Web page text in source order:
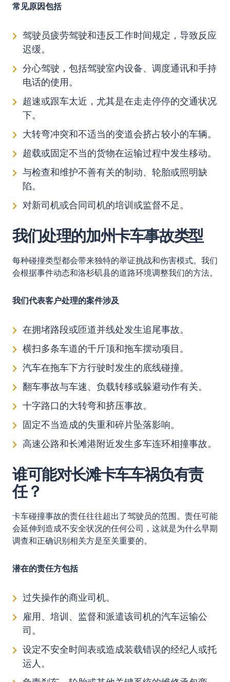
常见原因包括
驾驶员疲劳驾驶和违反工作时间规定 ，导致反应
迟缓。
分心驾驶，包括驾驶室内设备、调度通讯和手持
电话的使用。
超速或跟车太近，尤其是在走走停停的交通状况
下。
大转弯冲突和不适当的变道会挤占较小的车辆。
超载或固定不当的货物在运输过程中发生移动。
与检查和维护不善有关的制动、轮胎或照明缺
陷。
对新司机或合同司机的培训或监督不足。
我们处理的加州卡车事故类型
每种碰撞类型都会带来独特的举证挑战和伤害模式。我们
会根据事件动态和洛杉矶县的道路环境调整我们的方法。
我们代表客户处理的案件涉及
在拥堵路段或匝道并线处发生追尾事故。
横扫多条车道的千斤顶和拖车摆动项目。
汽车在拖车下方行驶时发生的底线碰撞。
翻车事故与车速、负载转移或躲避动作有关。
十字路口的大转弯和挤压事故。
固定不当造成的失重和碎片坠落影响。
高速公路和长滩港附近发生多车连环相撞事故。
谁可能对长滩卡车车祸负有责
任？
卡车碰撞事故的责任往往超出了驾驶员的范围。责任可能
会延伸到造成不安全状况的任何公司，这就是为什么早期
调查和正确识别相关方是至关重要的。
潜在的责任方包括
过失操作的商业司机。
雇用、培训、监督和派遣该司机的汽车运输公
司。
设定不安全时间表或造成装载错误的经纪人或托
运人。